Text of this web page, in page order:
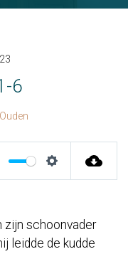
6
Settings
zijn schoonvader
leidde de kudde